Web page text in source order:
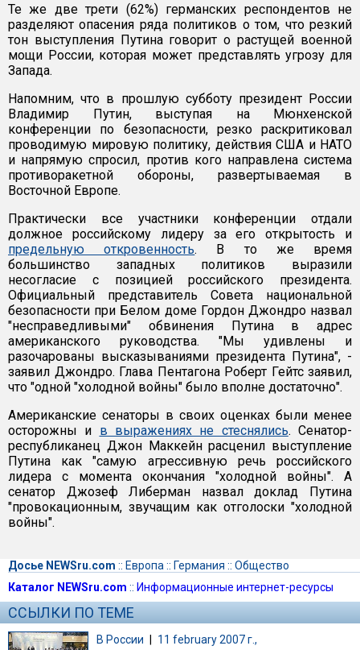
Те же две трети (62%) германских респондентов не
разделяют опасения ряда политиков о том, что резкий
тон выступления Путина говорит о растущей военной
мощи России, которая может представлять угрозу для
Запада.
Напомним, что в прошлую субботу президент России
Владимир Путин, выступая на Мюнхенской
конференции по безопасности, резко раскритиковал
проводимую мировую политику, действия США и НАТО
и напрямую спросил, против кого направлена система
противоракетной обороны, развертываемая в
Восточной Европе.
Практически все участники конференции отдали
должное российскому лидеру за его открытость и
предельную откровенность. В то же время
большинство западных политиков выразили
несогласие с позицией российского президента.
Официальный представитель Совета национальной
безопасности при Белом доме Гордон Джондро назвал
"несправедливыми" обвинения Путина в адрес
американского руководства. "Мы удивлены и
разочарованы высказываниями президента Путина", -
заявил Джондро. Глава Пентагона Роберт Гейтс заявил,
что "одной "холодной войны" было вполне достаточно".
Американские сенаторы в своих оценках были менее
осторожны и в выражениях не стеснялись. Сенатор-
республиканец Джон Маккейн расценил выступление
Путина как "самую агрессивную речь российского
лидера с момента окончания "холодной войны". А
сенатор Джозеф Либерман назвал доклад Путина
"провокационным, звучащим как отголоски "холодной
войны".
Досье NEWSru.com :: Европа :: Германия :: Общество
Каталог NEWSru.com :: Информационные интернет-ресурсы
ССЫЛКИ ПО ТЕМЕ
В России | 11 february 2007 г.,